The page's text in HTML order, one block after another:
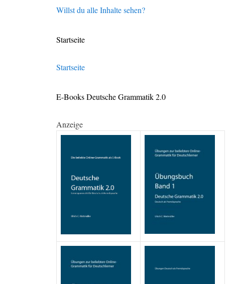
Willst du alle Inhalte sehen?
Startseite
Startseite
E-Books Deutsche Grammatik 2.0
Anzeige